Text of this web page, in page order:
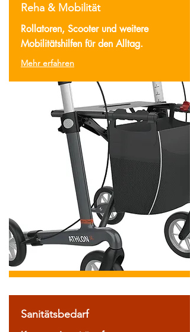
Reha & Mobilität
Rollatoren, Scooter und weitere
Mobilitätshilfen für den Alltag.
Mehr erfahren
Sanitätsbedarf